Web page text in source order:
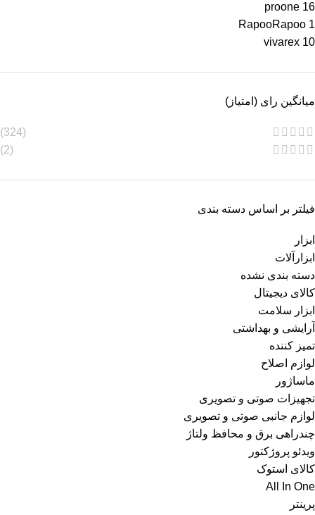
proone 16
RapooRapoo 1
vivarex 10
میانگین رای (امتیاز)
(324)
(2)
فیلتر بر اساس دسته بندی
ابزار
ابزارآلات
دسته بندی نشده
کالای دیجیتال
ابزار سلامت
آرایشی و بهداشتی
تمیز کننده
لوازم اصلاح
ماساژور
تجهیزات صوتی و تصویری
لوازم جانبی صوتی و تصویری
چندراهی برق و محافظ ولتاژ
ویدئو پروژکتور
کالای استوک
All In One
پرینتر